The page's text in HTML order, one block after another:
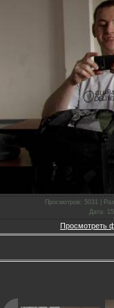
Просмотров : 5031 |
Дата :
Просмотреть